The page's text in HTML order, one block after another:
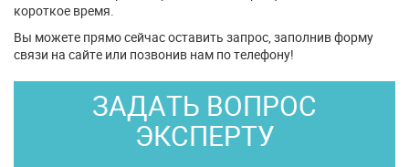
короткое время.
Вы можете прямо сейчас оставить запрос, заполнив форму
связи на сайте или позвонив нам по телефону!
ЗАДАТЬ ВОПРОС
ЭКСПЕРТУ